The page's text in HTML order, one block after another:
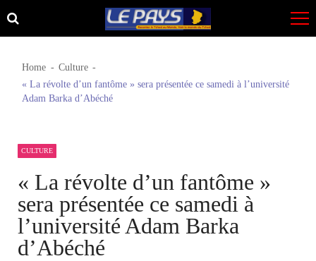
Skip
to
Skip
to
Home
Culture
« La révolte d’un fantôme » sera présentée ce samedi à l’université
Adam Barka d’Abéché
CULTURE
« La révolte d’un fantôme »
sera présentée ce samedi à
l’université Adam Barka
d’Abéché